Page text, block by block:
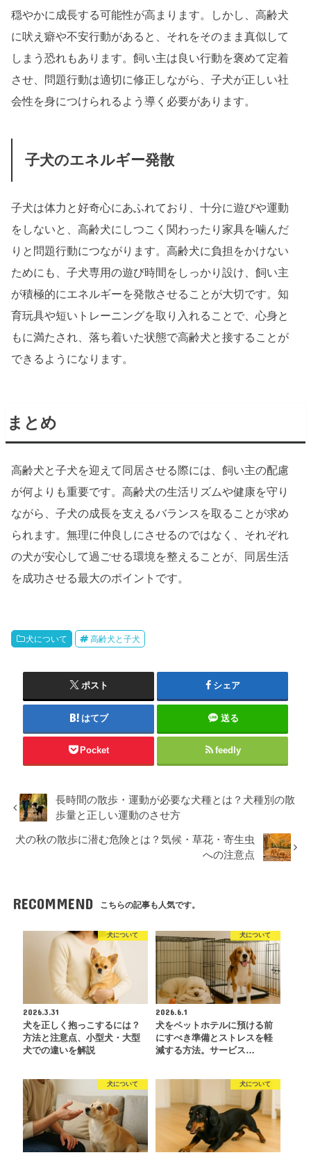
穏やかに成長する可能性が高まります。しかし、高齢犬
に吠え癖や不安行動があると、それをそのまま真似して
しまう恐れもあります。飼い主は良い行動を褒めて定着
させ、問題行動は適切に修正しながら、子犬が正しい社
会性を身につけられるよう導く必要があります。
子犬のエネルギー発散
子犬は体力と好奇心にあふれており、十分に遊びや運動
をしないと、高齢犬にしつこく関わったり家具を噛んだ
りと問題行動につながります。高齢犬に負担をかけない
ためにも、子犬専用の遊び時間をしっかり設け、飼い主
が積極的にエネルギーを発散させることが大切です。知
育玩具や短いトレーニングを取り入れることで、心身と
もに満たされ、落ち着いた状態で高齢犬と接することが
できるようになります。
まとめ
高齢犬と子犬を迎えて同居させる際には、飼い主の配慮
が何よりも重要です。高齢犬の生活リズムや健康を守り
ながら、子犬の成長を支えるバランスを取ることが求め
られます。無理に仲良しにさせるのではなく、それぞれ
の犬が安心して過ごせる環境を整えることが、同居生活
を成功させる最大のポイントです。
犬について 高齢犬と子犬
ポスト シェア
はてブ 送る
Pocket feedly
長時間の散歩・運動が必要な犬種とは？犬種別の散
歩量と正しい運動のさせ方
犬の秋の散歩に潜む危険とは？気候・草花・寄生虫
への注意点
RECOMMEND こちらの記事も人気です。
犬について
2026.3.31
犬を正しく抱っこするには？
方法と注意点、小型犬・大型
犬での違いを解説
犬について
2026.6.1
犬をペットホテルに預ける前
にすべき準備とストレスを軽
減する方法。サービス…
犬について 犬について